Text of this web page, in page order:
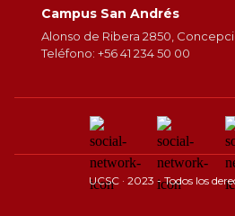
Campus San Andrés
Alonso de Ribera 2850,
Teléfono: +56 41 234 50 00
UCSC · 2023 - Todos los